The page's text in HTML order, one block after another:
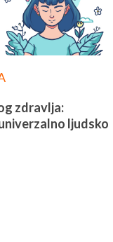
zdravlja:
ljudsko